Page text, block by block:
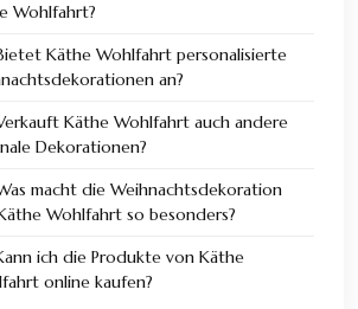
Wohlfahrt?
Käthe Wohlfahrt personalisierte
an?
Käthe Wohlfahrt auch andere
Dekorationen?
macht die Weihnachtsdekoration
Wohlfahrt so besonders?
ich die Produkte von Käthe
online kaufen?